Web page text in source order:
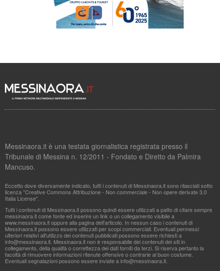
Messinaora.it è una testata giornalistica registrata presso il
Tribunale di Messina n. 12/2011 - Fondato e Diretto da Palmira
Mancuso.
Eccetto dove diversamente indicato, tutti i contenuti di Messinaora.it sono rilasciati sotto
licenza "Creative Commons Attribuzione - Non commerciale - Non opere derivate 3.0
Italia License".
Tutti i contenuti di Messinaora.it possono quindi essere utilizzati a patto di citare sempre
messinaora.it come fonte ed inserire un link o un collegamento visibile a
www.messinaora.it oppure alla pagina dell'articolo. In nessun caso i contenuti di
Messinaora.it possono essere utilizzati per scopi commerciali. Eventuali permessi
ulteriori relativi all'utilizzo dei contenuti pubblicati possono essere richiesti a
info@messinaora.it . Messinaora.it non è responsabile dei contenuti dei siti in
collegamento, della qualità o correttezza dei dati forniti da terzi. Si riserva pertanto la
facoltà di rimuovere informazioni ritenute offensive o contrarie al buon costume.
Eventuali segnalazioni possono essere inviate ainfo@messinaora.it